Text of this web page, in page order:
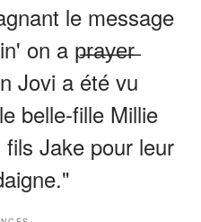
le message
on a p̶r̶a̶y̶e̶r̶
Jovi a été vu
belle-fille Millie
Jake pour leur